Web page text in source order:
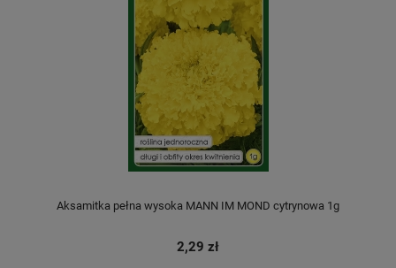
Aksamitka pełna wysoka MANN IM MOND cytrynowa 1g
2,29 zł